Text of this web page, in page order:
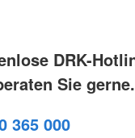
DRK-
Sie gerne.
365 000